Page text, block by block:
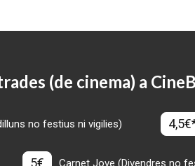
(de cinema) a
no festius ni vigilies)
Carnet Jove (Divendres no